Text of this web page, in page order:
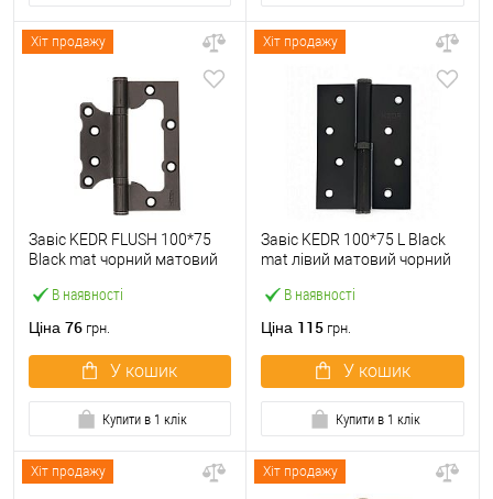
Хіт продажу
В наявності
Завіс KEDR FLUSH 100*75
Black mat чорний матовий
Ціна 76 грн.
У кошик
Купити в 1 клік
Хіт продажу
В наявності
Завіс KEDR 100*75 L Black
mat лівий матовий чорний
Ціна 115 грн.
У кошик
Купити в 1 клік
Хіт продажу Хіт продажу